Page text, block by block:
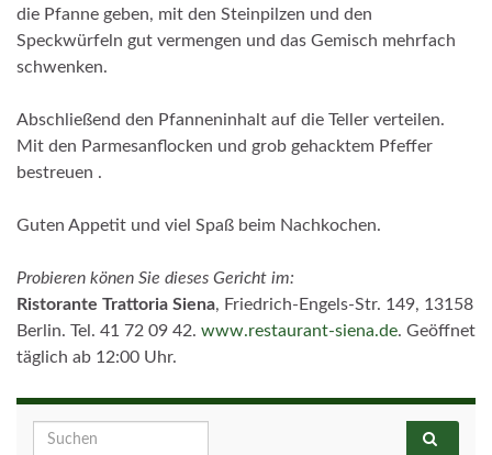
die Pfanne geben, mit den Steinpilzen und den
Speckwürfeln gut vermengen und das Gemisch mehrfach
schwenken.
Abschließend den Pfanneninhalt auf die Teller verteilen.
Mit den Parmesanflocken und grob gehacktem Pfeffer
bestreuen .
Guten Appetit und viel Spaß beim Nachkochen.
Probieren könen Sie dieses Gericht im:
Ristorante Trattoria Siena, Friedrich-Engels-Str. 149, 13158
Berlin. Tel. 41 72 09 42. www.restaurant-siena.de. Geöffnet
täglich ab 12:00 Uhr.
Search for: